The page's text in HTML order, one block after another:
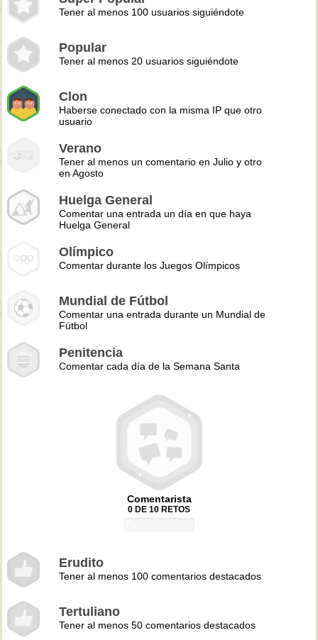
Tener al menos 100 usuarios siguiéndote
Popular
Tener al menos 20 usuarios siguiéndote
Clon
Haberse conectado con la misma IP que otro
usuario
Verano
Tener al menos un comentario en Julio y otro
en Agosto
Huelga General
Comentar una entrada un día en que haya
Huelga General
Olímpico
Comentar durante los Juegos Olímpicos
Mundial de Fútbol
Comentar una entrada durante un Mundial de
Fútbol
Penitencia
Comentar cada día de la Semana Santa
Comentarista
0 DE 10 RETOS
Erudito
Tener al menos 100 comentarios destacados
Tertuliano
Tener al menos 50 comentarios destacados